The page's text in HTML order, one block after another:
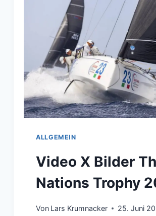
BRENNECKE
UNTERSTÜTZT
ALLGEMEIN
Video X Bilder
Nations Trophy
Von Lars Krumnacker 25. Juni